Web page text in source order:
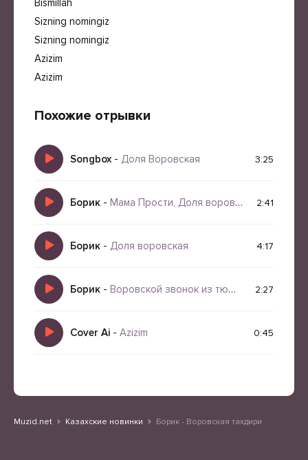
Bismillah
Sizning nomingiz
Sizning nomingiz
Azizim
Azizim
Похожие отрывки
Songbox - Доля Воровская 3:25
Борик - Мама Прости, Доля воровская 2:41
Борик - Доля воровская 4:17
Борик - Воровской звонок из тюрьмы 2:27
Cover Ai - Azizim 0:45
Muzid.net Казахские новинки Борик - Воровская тахдири